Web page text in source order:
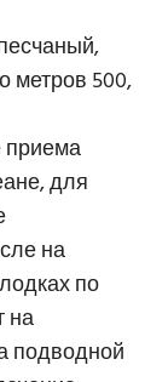
метров 500,
для
на
по
на
подводной